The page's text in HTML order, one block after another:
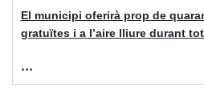
El municipi oferirà prop de
gratuïtes i a l’aire lliure durant
...